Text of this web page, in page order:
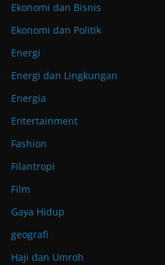
Ekonomi dan Bisnis
Ekonomi dan Politik
Energi
Energi dan Lingkungan
Energia
Entertainment
Fashion
Filantropi
Film
Gaya Hidup
geografi
Haji dan Umroh